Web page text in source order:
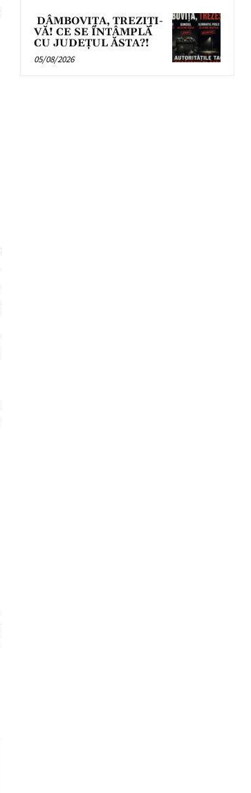
DÂMBOVIȚA, TREZIȚI-
VĂ! CE SE ÎNTÂMPLĂ
CU JUDEȚUL ĂSTA?!
05/08/2026